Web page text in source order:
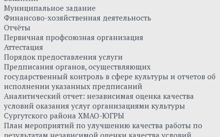
Муниципальное задание
Финансово-хозяйственная деятельность
Отчёты
Первичная профсоюзная организация
Аттестация
Порядок предоставления услуги
Предписания органов, осуществляющих
государственный контроль в сфере культуры и отчетов об
исполнении указанных предписаний
Аналитический отчет: независимая оценка качества
условий оказания услуг организациями культуры
Сургутского района ХМАО-ЮГРЫ
План мероприятий по улучшению качества работы по